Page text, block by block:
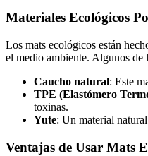
Materiales Ecológicos
Los mats ecológicos están
el medio ambiente. Algunos de
Caucho natural: Este
TPE (Elastómero
toxinas.
Yute: Un material
Ventajas de Usar Mats